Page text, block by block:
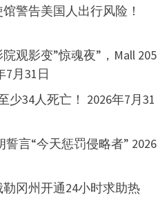
警告美国人出行风险！
观影变”惊魂夜”，Mall 205
7月31日
少34人死亡！ 2026年7月31
言“今天惩罚侵略者” 2026
冈州开通24小时求助热